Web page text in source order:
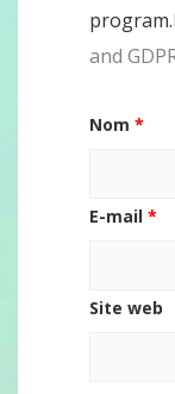
program.
and
Nom *
E-mail *
Site web